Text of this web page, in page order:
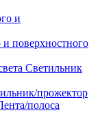
поверхностного
Светильник
прожектор
полоса